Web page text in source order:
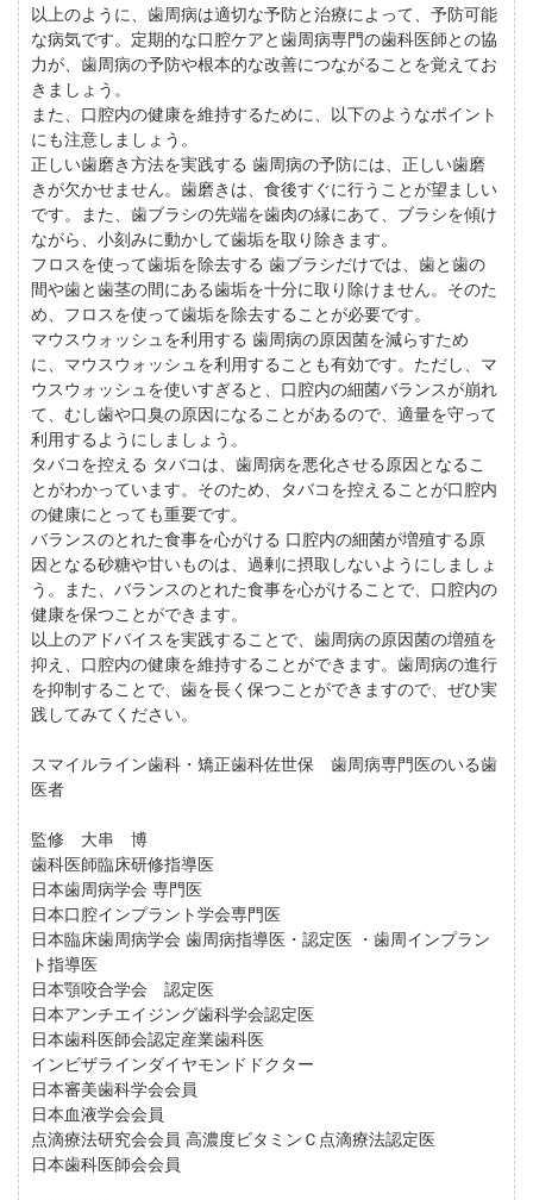
以上のように、歯周病は適切な予防と治療によって、予防可能
な病気です。定期的な口腔ケアと歯周病専門の歯科医師との協
力が、歯周病の予防や根本的な改善につながることを覚えてお
きましょう。
また、口腔内の健康を維持するために、以下のようなポイント
にも注意しましょう。
正しい歯磨き方法を実践する 歯周病の予防には、正しい歯磨
きが欠かせません。歯磨きは、食後すぐに行うことが望ましい
です。また、歯ブラシの先端を歯肉の縁にあて、ブラシを傾け
ながら、小刻みに動かして歯垢を取り除きます。
フロスを使って歯垢を除去する 歯ブラシだけでは、歯と歯の
間や歯と歯茎の間にある歯垢を十分に取り除けません。そのた
め、フロスを使って歯垢を除去することが必要です。
マウスウォッシュを利用する 歯周病の原因菌を減らすため
に、マウスウォッシュを利用することも有効です。ただし、マ
ウスウォッシュを使いすぎると、口腔内の細菌バランスが崩れ
て、むし歯や口臭の原因になることがあるので、適量を守って
利用するようにしましょう。
タバコを控える タバコは、歯周病を悪化させる原因となるこ
とがわかっています。そのため、タバコを控えることが口腔内
の健康にとっても重要です。
バランスのとれた食事を心がける 口腔内の細菌が増殖する原
因となる砂糖や甘いものは、過剰に摂取しないようにしましょ
う。また、バランスのとれた食事を心がけることで、口腔内の
健康を保つことができます。
以上のアドバイスを実践することで、歯周病の原因菌の増殖を
抑え、口腔内の健康を維持することができます。歯周病の進行
を抑制することで、歯を長く保つことができますので、ぜひ実
践してみてください。
スマイルライン歯科・矯正歯科佐世保 歯周病専門医のいる歯
医者
監修 大串 博
歯科医師臨床研修指導医
日本歯周病学会 専門医
日本口腔インプラント学会専門医
日本臨床歯周病学会 歯周病指導医・認定医 ・歯周インプラン
ト指導医
日本顎咬合学会 認定医
日本アンチエイジング歯科学会認定医
日本歯科医師会認定産業歯科医
インビザラインダイヤモンドドクター
日本審美歯科学会会員
日本血液学会会員
点滴療法研究会会員 高濃度ビタミンＣ点滴療法認定医
日本歯科医師会会員